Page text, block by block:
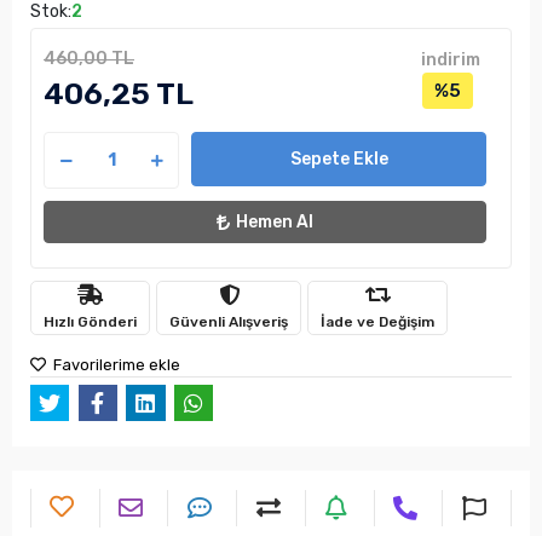
Stok:2
460,00 TL
406,25 TL
indirim
%5
Sepete Ekle
Hemen Al
Hızlı Gönderi Güvenli Alışveriş İade ve Değişim
Favorilerime ekle